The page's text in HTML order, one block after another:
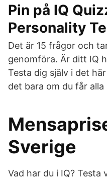
Pin på IQ
Personality
Det är 15 frågor och
genomföra. Är ditt IQ
Testa dig själv i det
det bara om du får
Sverige
Vad har du i IQ? Testa